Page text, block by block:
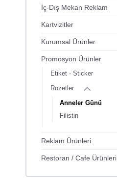
İç-Dış Mekan Reklam
Kartvizitler
Kurumsal Ürünler
Promosyon Ürünler
Etiket - Sticker
Rozetler
Anneler Günü
Filistin
Reklam Ürünleri
Restoran / Cafe Ürünleri